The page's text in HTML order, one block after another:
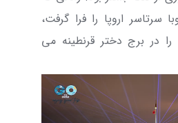
وبا سرتاسر اروپا را فرا گرفت،
را در برج دختر قرنطینه می